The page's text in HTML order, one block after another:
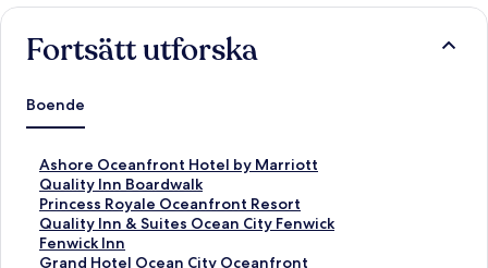
Fortsätt utforska
Boende
Ashore Oceanfront Hotel by Marriott
L
ä
n
k
t
i
Quality Inn Boardwalk
L
ä
n
k
t
Princess Royale Oceanfront Resort
L
ä
n
k
Quality Inn & Suites Ocean City Fenwick
L
ä
n
Fenwick Inn
L
ä
Grand Hotel Ocean City Oceanfront
L